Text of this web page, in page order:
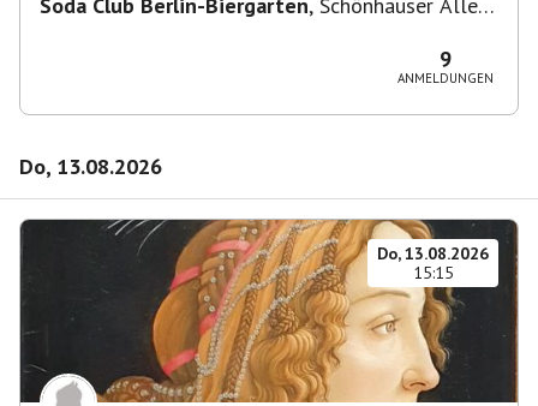
9
ANMELDUNGEN
Do, 13.08.2026
Do, 13.08.2026
15:15